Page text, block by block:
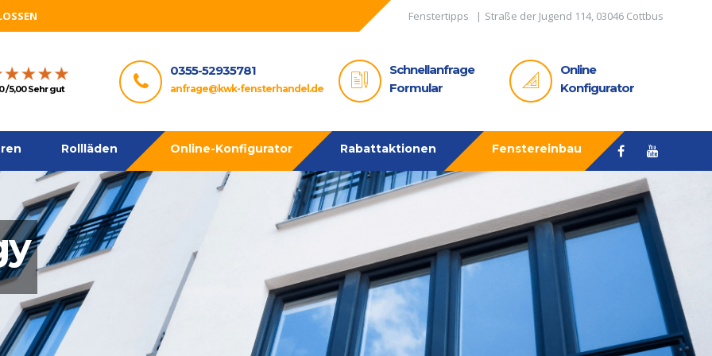
Fenstertipps
/ 5,00 Sehr gut
0355-52935781
anfrage@kwk-fensterhandel.de
Schnellanfrage
Formular
Online
Konfigurator
Rollläden Online-Konfigurator Rabattaktionen Fenstereinbau